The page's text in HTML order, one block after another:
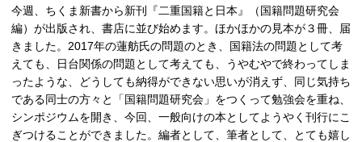
今週、ちくま新書から新刊『二重国籍と日本』（国籍問題研究会
編）が出版され、書店に並び始めます。ほかほかの見本が３冊、届
きました。2017年の蓮舫氏の問題のとき、国籍法の問題として考
えても、日台関係の問題として考えても、うやむやで終わってしま
ったような、どうしても納得ができない思いが消えず、同じ気持ち
である同士の方々と「国籍問題研究会」をつくって勉強会を重ね、
シンポジウムを開き、今回、一般向けの本としてようやく刊行にこ
ぎつけることができました。編者として、筆者として、とても嬉し